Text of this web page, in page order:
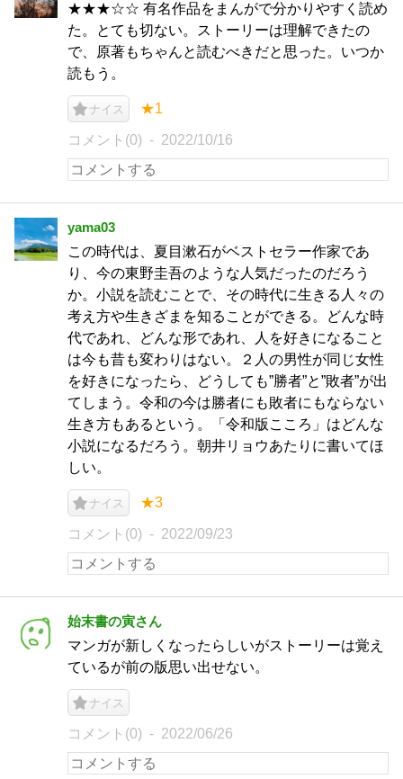
★★★☆☆ 有名作品をまんがで分かりやすく読め
た。とても切ない。ストーリーは理解できたの
で、原著もちゃんと読むべきだと思った。いつか
読もう。
ナイス ★1
コメント(0) 2022/10/16
yama03
この時代は、夏目漱石がベストセラー作家であ
り、今の東野圭吾のような人気だったのだろう
か。小説を読むことで、その時代に生きる人々の
考え方や生きざまを知ることができる。どんな時
代であれ、どんな形であれ、人を好きになること
は今も昔も変わりはない。２人の男性が同じ女性
を好きになったら、どうしても”勝者”と”敗者”が出
てしまう。令和の今は勝者にも敗者にもならない
生き方もあるという。「令和版こころ」はどんな
小説になるだろう。朝井リョウあたりに書いてほ
しい。
ナイス ★3
コメント(0) 2022/09/23
始末書の寅さん
マンガが新しくなったらしいがストーリーは覚え
ているが前の版思い出せない。
ナイス
コメント(0) 2022/06/26